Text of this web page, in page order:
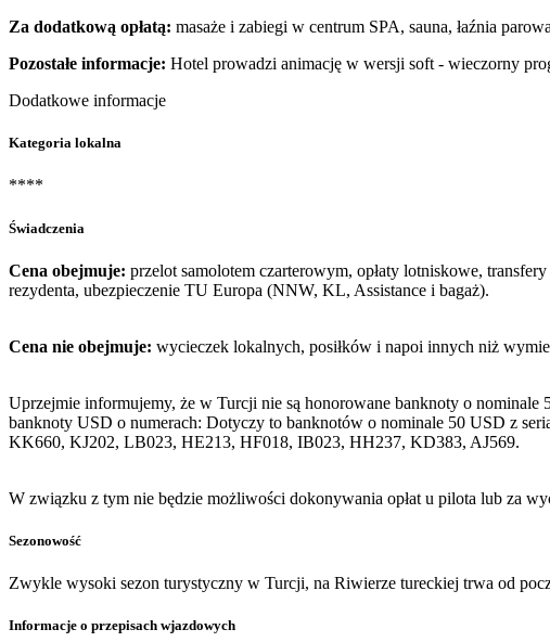
Za dodatkową opłatą: masaże i zabiegi w centrum SPA, sauna, łaźnia
Pozostałe informacje: Hotel prowadzi animację w wersji soft - wieczorny
Dodatkowe informacje
Kategoria lokalna
****
Świadczenia
Cena obejmuje: przelot samolotem czarterowym, opłaty lotniskowe,
rezydenta, ubezpieczenie TU Europa (NNW, KL, Assistance i bagaż).
Cena nie obejmuje: wycieczek lokalnych, posiłków i napoi innych niż
Uprzejmie informujemy, że w Turcji nie są honorowane banknoty o
banknoty USD o numerach: Dotyczy to banknotów o nominale 50 USD z
KK660, KJ202, LB023, HE213, HF018, IB023, HH237, KD383, AJ569.
W związku z tym nie będzie możliwości dokonywania opłat u pilota lub za
Sezonowość
Zwykle wysoki sezon turystyczny w Turcji, na Riwierze tureckiej trwa od
Informacje o przepisach wjazdowych